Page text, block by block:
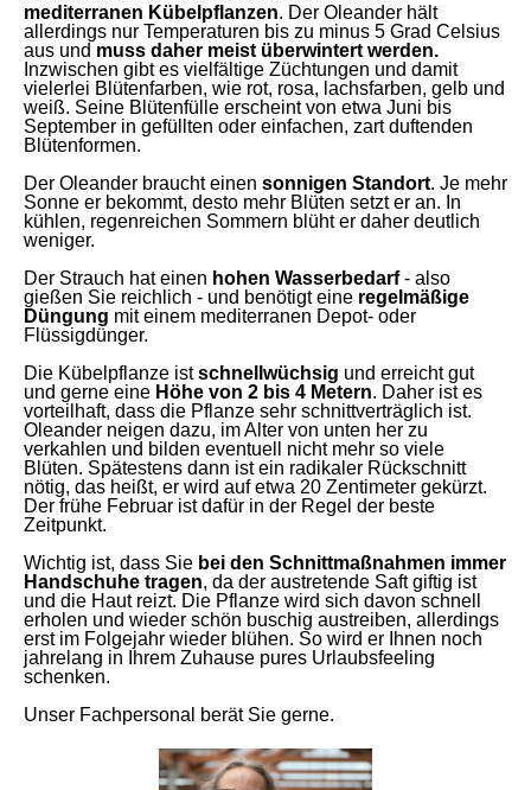
mediterranen Kübelpflanzen. Der Oleander hält
allerdings nur Temperaturen bis zu minus 5 Grad Celsius
aus und muss daher meist überwintert werden.
Inzwischen gibt es vielfältige Züchtungen und damit
vielerlei Blütenfarben, wie rot, rosa, lachsfarben, gelb und
weiß. Seine Blütenfülle erscheint von etwa Juni bis
September in gefüllten oder einfachen, zart duftenden
Blütenformen.
Der Oleander braucht einen sonnigen Standort. Je mehr
Sonne er bekommt, desto mehr Blüten setzt er an. In
kühlen, regenreichen Sommern blüht er daher deutlich
weniger.
Der Strauch hat einen hohen Wasserbedarf- also
gießen Sie reichlich - und benötigt eine regelmäßige
Düngung mit einem mediterranen Depot- oder
Flüssigdünger.
Die Kübelpflanze istschnellwüchsig und erreicht gut
und gerne eine Höhe von 2 bis 4 Metern. Daher ist es
vorteilhaft, dass die Pflanze sehr schnittverträglich ist.
Oleander neigen dazu, im Alter von unten her zu
verkahlen und bilden eventuell nicht mehr so viele
Blüten. Spätestens dann ist ein radikaler Rückschnitt
nötig, das heißt, er wird auf etwa 20 Zentimeter gekürzt.
Der frühe Februar ist dafür in der Regel der beste
Zeitpunkt.
Wichtig ist, dass Sie bei den Schnittmaßnahmen immer
Handschuhe tragen, da der austretende Saft giftig ist
und die Haut reizt. Die Pflanze wird sich davon schnell
erholen und wieder schön buschig austreiben, allerdings
erst im Folgejahr wieder blühen. So wird er Ihnen noch
jahrelang in Ihrem Zuhause pures Urlaubsfeeling
schenken.
Unser Fachpersonal berät Sie gerne.